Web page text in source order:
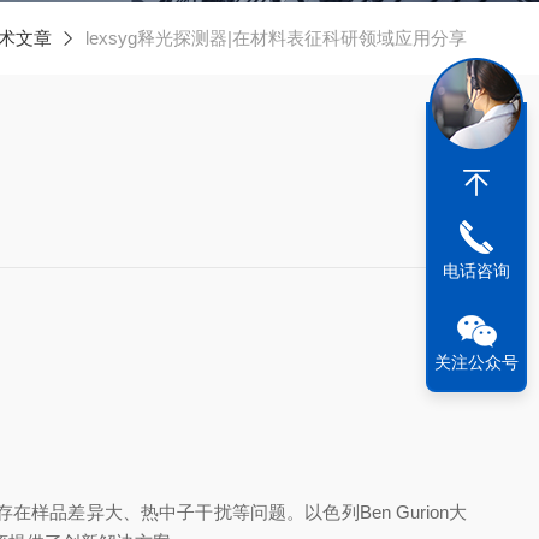
文章 lexsyg释光探测器|在材料表征科研领域应用分享
样品差异大、热中子干扰等问题。以色列 Ben Gurion大
电话咨询
关注公众号